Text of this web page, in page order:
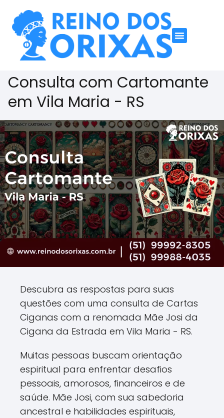
Consulta com Cartomante
em Vila Maria - RS
Descubra as respostas para suas
questões com uma consulta de Cartas
Ciganas com a renomada Mãe Josi da
Cigana da Estrada em Vila Maria - RS.
Muitas pessoas buscam orientação
espiritual para enfrentar desafios
pessoais, amorosos, financeiros e de
saúde. Mãe Josi, com sua sabedoria
ancestral e habilidades espirituais,